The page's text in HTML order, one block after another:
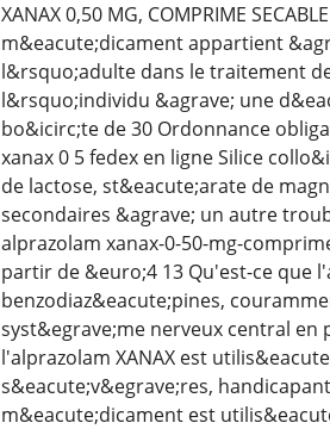
XANAX 0,50 MG, COMPRIME
m&eacute;dicament appartient
l&rsquo;adulte dans le traitement
l&rsquo;individu &agrave; une
bo&icirc;te de 30 Ordonnance
xanax 0 5 fedex en ligne Silice
de lactose, st&eacute;arate de
secondaires &agrave; un autre
alprazolam xanax-0-50-mg-
partir de &euro;4 13 Qu'est-ce que
benzodiaz&eacute;pines,
syst&egrave;me nerveux central
l'alprazolam XANAX est
s&eacute;v&egrave;res,
m&eacute;dicament est